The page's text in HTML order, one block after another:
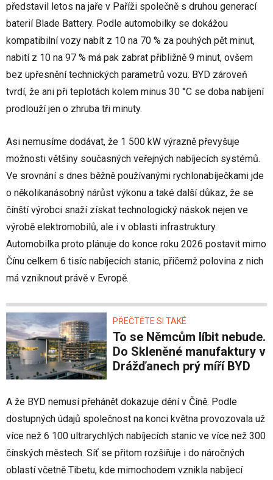
představil letos na jaře v Paříži společně s druhou generací
baterií Blade Battery. Podle automobilky se dokážou
kompatibilní vozy nabít z 10 na 70 % za pouhých pět minut,
nabití z 10 na 97 % má pak zabrat přibližně 9 minut, ovšem
bez upřesnění technických parametrů vozu. BYD zároveň
tvrdí, že ani při teplotách kolem minus 30 °C se doba nabíjení
prodlouží jen o zhruba tři minuty.
Asi nemusíme dodávat, že 1 500 kW výrazně převyšuje
možnosti většiny současných veřejných nabíjecích systémů.
Ve srovnání s dnes běžně používanými rychlonabíječkami jde
o několikanásobný nárůst výkonu a také další důkaz, že se
čínští výrobci snaží získat technologický náskok nejen ve
výrobě elektromobilů, ale i v oblasti infrastruktury.
Automobilka proto plánuje do konce roku 2026 postavit mimo
Čínu celkem 6 tisíc nabíjecích stanic, přičemž polovina z nich
má vzniknout právě v Evropě.
PŘEČTĚTE SI TAKÉ
To se Němcům líbit nebude.
Do Skleněné manufaktury v
Drážďanech prý míří BYD
A že BYD nemusí přehánět dokazuje dění v Číně. Podle
dostupných údajů společnost na konci května provozovala už
více než 6 100 ultrarychlých nabíjecích stanic ve více než 300
čínských městech. Síť se přitom rozšiřuje i do náročných
oblastí včetně Tibetu, kde mimochodem vznikla nabíjecí